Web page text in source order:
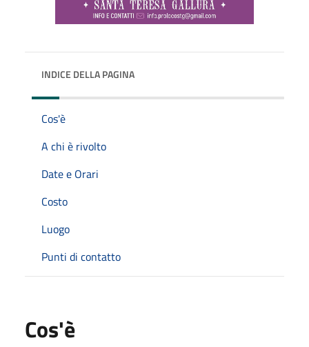
INDICE DELLA PAGINA
Cos'è
A chi è rivolto
Date e Orari
Costo
Luogo
Punti di contatto
Cos'è